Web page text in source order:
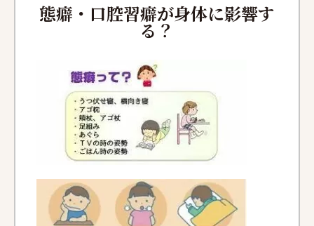
態癖・口腔習癖が身体に影響す
る？